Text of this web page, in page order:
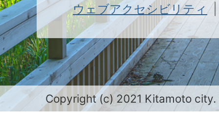
ウェブアクセシビリティ
Copyright (c) 2021 Kitamoto city.